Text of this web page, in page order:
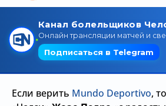
Если верить Mundo Deportivo,
Поиск по сайту
Трансляции
О сайте